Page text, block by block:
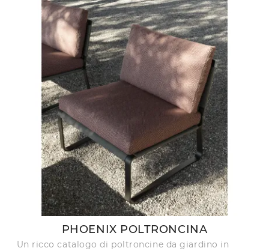
PHOENIX POLTRONCINA
Un ricco catalogo di poltroncine da giardino in